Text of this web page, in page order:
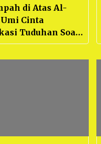
di Atas Al-
Cinta
Tuduhan Soal
Infaq yang
Bekasi